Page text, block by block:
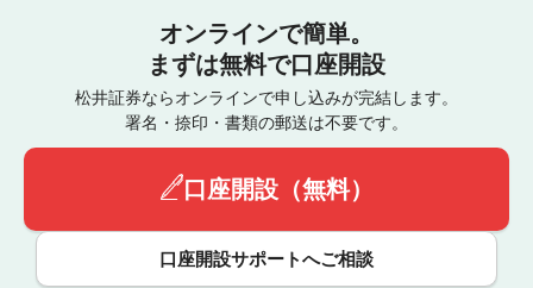
オンラインで簡単。
まずは無料で口座開設
松井証券ならオンラインで申し込みが完結します。
署名・捺印・書類の郵送は不要です。
口座開設（無料）
口座開設サポートへご相談